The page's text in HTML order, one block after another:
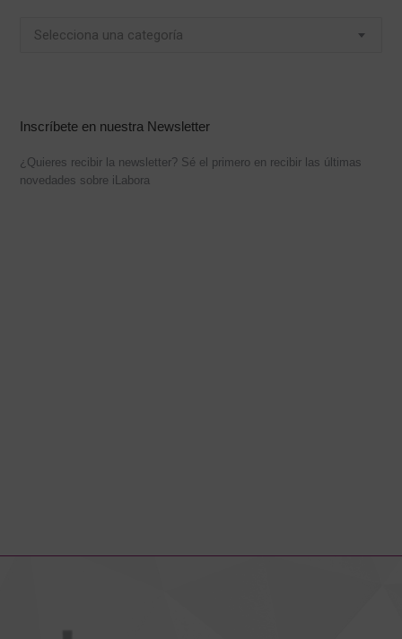
Selecciona una categoría
Inscríbete en nuestra Newsletter
¿Quieres recibir la newsletter? Sé el primero en recibir las últimas
novedades sobre iLabora